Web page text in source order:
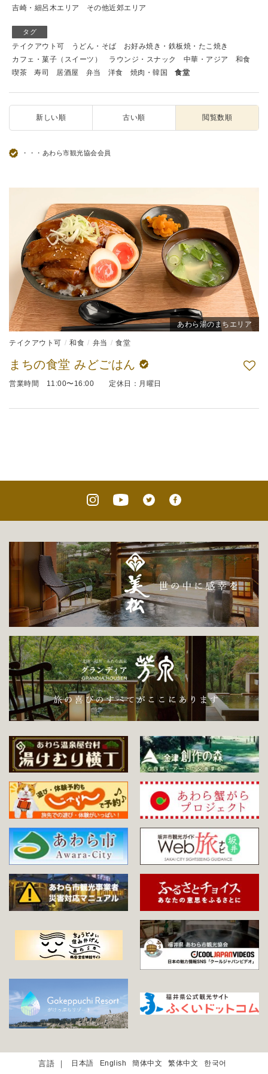
吉崎・細呂木エリア その他近郊エリア
タグ
テイクアウト可 うどん・そば
お好み焼き・鉄板焼・たこ焼き
カフェ・菓子（スイーツ）
ラウンジ・スナック 中華・アジア
和食
喫茶
寿司 居酒屋 弁当 洋食 焼肉・韓国 食堂
新しい順 古い順 閲覧数順
・・・あわら市観光協会会員
あわら湯のまちエリア
テイクアウト可 和食 弁当 食堂
まちの食堂 みどごはん
営業時間 11:00〜16:00 定休日：月曜日
日本語 English 簡体中文 繁体中文 한국어